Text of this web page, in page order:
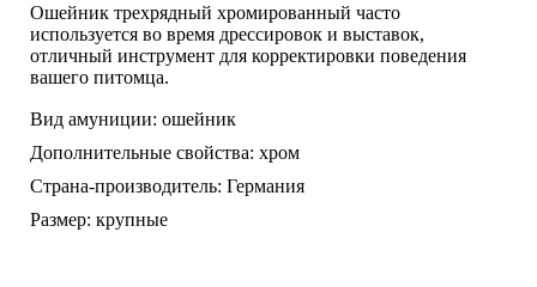
Ошейник трехрядный хромированный часто
используется во время дрессировок и выставок,
отличный инструмент для корректировки поведения
вашего питомца.
Вид амуниции: ошейник
Дополнительные свойства: хром
Страна-производитель: Германия
Размер: крупные